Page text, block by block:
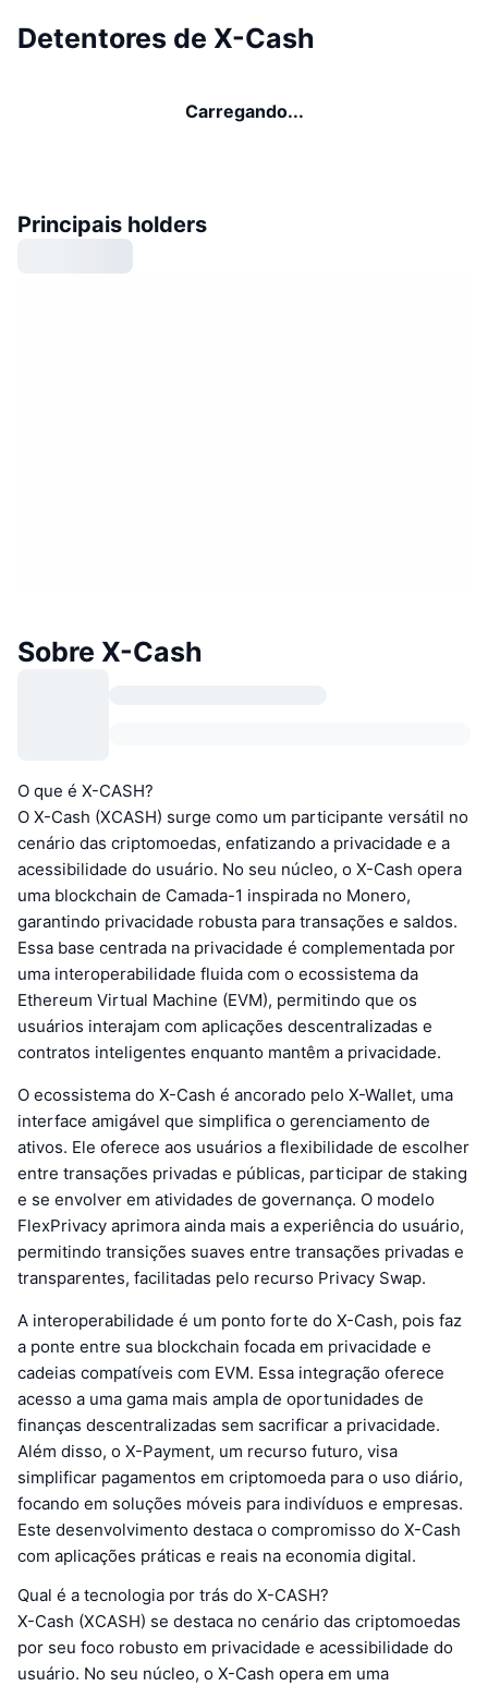
Detentores de X-Cash
Carregando...
Principais holders
Sobre X-Cash
O que é X-CASH?
O X-Cash (XCASH) surge como um participante versátil no
cenário das criptomoedas, enfatizando a privacidade e a
acessibilidade do usuário. No seu núcleo, o X-Cash opera
uma blockchain de Camada-1 inspirada no Monero,
garantindo privacidade robusta para transações e saldos.
Essa base centrada na privacidade é complementada por
uma interoperabilidade fluida com o ecossistema da
Ethereum Virtual Machine (EVM), permitindo que os
usuários interajam com aplicações descentralizadas e
contratos inteligentes enquanto mantêm a privacidade.
O ecossistema do X-Cash é ancorado pelo X-Wallet, uma
interface amigável que simplifica o gerenciamento de
ativos. Ele oferece aos usuários a flexibilidade de escolher
entre transações privadas e públicas, participar de staking
e se envolver em atividades de governança. O modelo
FlexPrivacy aprimora ainda mais a experiência do usuário,
permitindo transições suaves entre transações privadas e
transparentes, facilitadas pelo recurso Privacy Swap.
A interoperabilidade é um ponto forte do X-Cash, pois faz
a ponte entre sua blockchain focada em privacidade e
cadeias compatíveis com EVM. Essa integração oferece
acesso a uma gama mais ampla de oportunidades de
finanças descentralizadas sem sacrificar a privacidade.
Além disso, o X-Payment, um recurso futuro, visa
simplificar pagamentos em criptomoeda para o uso diário,
focando em soluções móveis para indivíduos e empresas.
Este desenvolvimento destaca o compromisso do X-Cash
com aplicações práticas e reais na economia digital.
Qual é a tecnologia por trás do X-CASH?
X-Cash (XCASH) se destaca no cenário das criptomoedas
por seu foco robusto em privacidade e acessibilidade do
usuário. No seu núcleo, o X-Cash opera em uma